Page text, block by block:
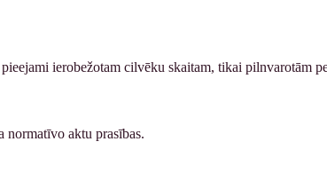
ierobežotam cilvēku skaitam, tikai pilnvarotām
normatīvo aktu prasības.